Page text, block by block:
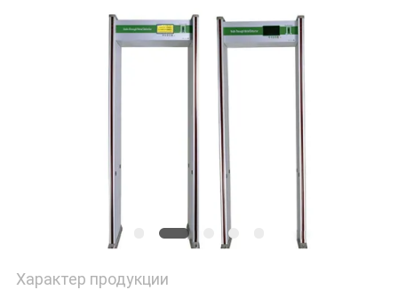
Характер продукции